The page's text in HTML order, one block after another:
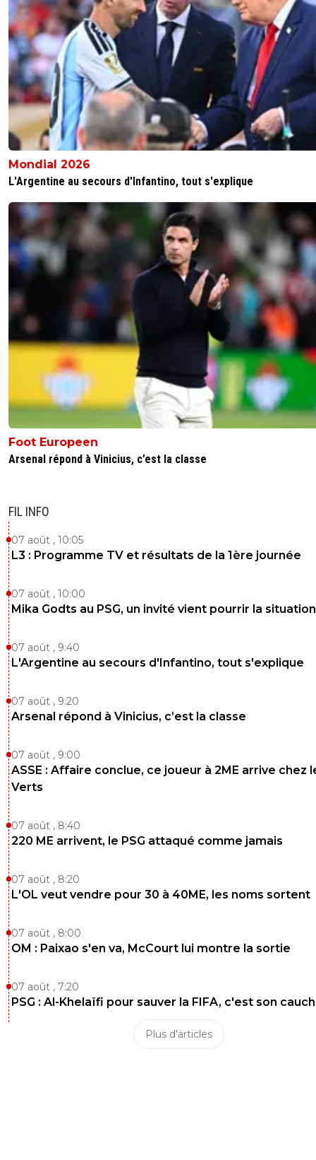
Mondial 2026
L'Argentine au secours d'Infantino, tout s'explique
Foot Europeen
Arsenal répond à Vinicius, c’est la classe
FIL INFO
07 août , 10:05
L3 : Programme TV et résultats de la 1ère journée
07 août , 10:00
Mika Godts au PSG, un invité vient pourrir la situation
07 août , 9:40
L'Argentine au secours d'Infantino, tout s'explique
07 août , 9:20
Arsenal répond à Vinicius, c’est la classe
07 août , 9:00
ASSE : Affaire conclue, ce joueur à 2ME arrive chez
Verts
07 août , 8:40
220 ME arrivent, le PSG attaqué comme jamais
07 août , 8:20
L'OL veut vendre pour 30 à 40ME, les noms sortent
07 août , 8:00
OM : Paixao s'en va, McCourt lui montre la sortie
07 août , 7:20
PSG : Al-Khelaïfi pour sauver la FIFA, c'est son
Plus d'articles